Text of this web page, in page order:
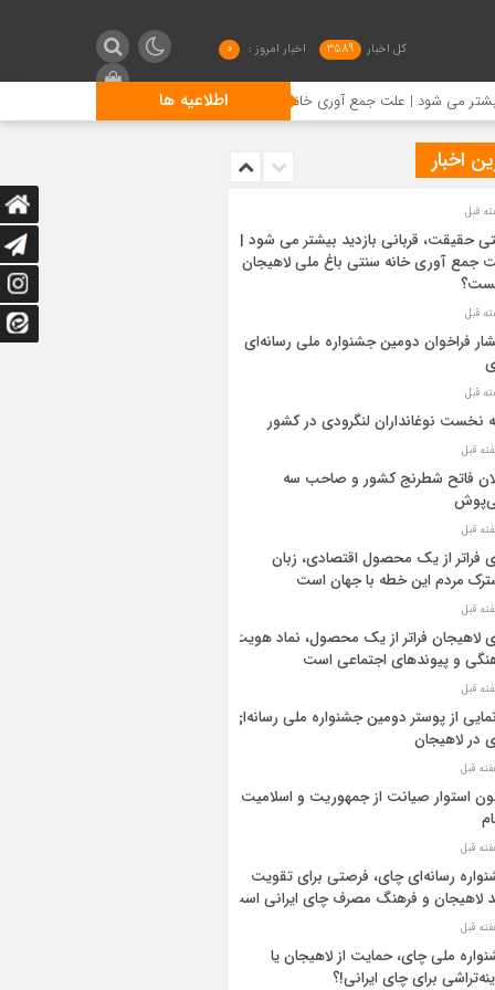
کل اخبار 3589 اخبار امروز : 0
اطلاعیه ها
| علت جمع آوری خانه سنتی باغ ملی لاهیجان چیست؟
اخبار
حقیقت، قربانی بازدید بیشتر می شود |
جمع آوری خانه سنتی باغ ملی لاهیجان
فراخوان دومین جشنواره ملی رسانه‌ای
نخست نوغانداران لنگرودی در کشور
فاتح شطرنج کشور و صاحب سه
فراتر از یک محصول اقتصادی، زبان
مردم این خطه با جهان است
لاهیجان فراتر از یک محصول، نماد هویت
و پیوندهای اجتماعی است
از پوستر دومین جشنواره ملی رسانه‌ای
در لاهیجان
استوار صیانت از جمهوریت و اسلامیت
رسانه‌ای چای، فرصتی برای تقویت
لاهیجان و فرهنگ مصرف چای ایرانی است
ملی چای، حمایت از لاهیجان یا
برای چای ایرانی!؟